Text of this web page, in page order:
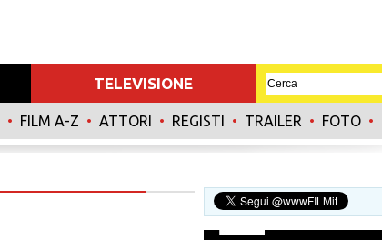
TELEVISIONE
• FILM A-Z • ATTORI • REGISTI • TRAILER • FOTO •